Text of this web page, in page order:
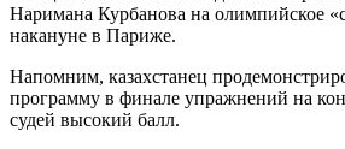
Наримана Курбанова на олимпийское
накануне в Париже.
Напомним, казахстанец
программу в финале упражнений на
судей высокий балл.